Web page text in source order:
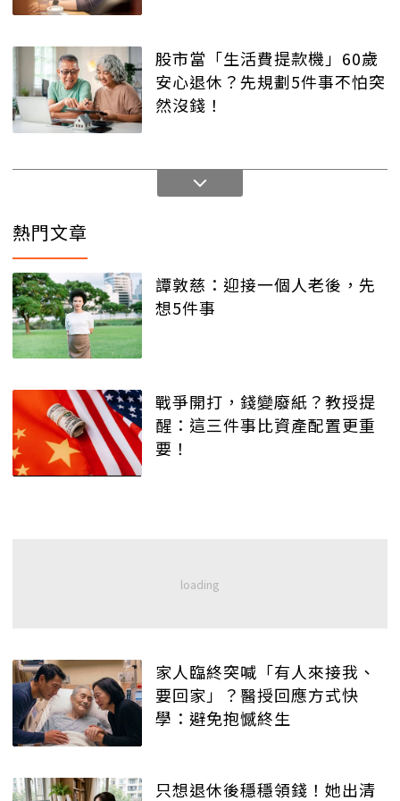
股市當「生活費提款機」60歲
安心退休？先規劃5件事不怕突
然沒錢！
熱門文章
譚敦慈：迎接一個人老後，先
想5件事
戰爭開打，錢變廢紙？教授提
醒：這三件事比資產配置更重
要！
家人臨終突喊「有人來接我、
要回家」？醫授回應方式快
學：避免抱憾終生
只想退休後穩穩領錢！她出清